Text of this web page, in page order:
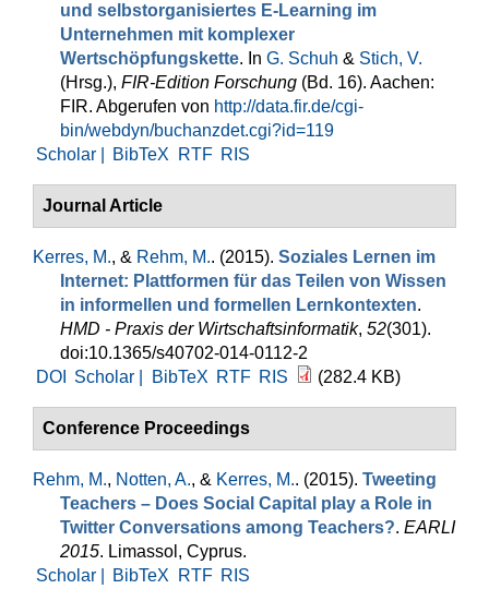
und selbstorganisiertes E-Learning im
Unternehmen mit komplexer
Wertschöpfungskette. In G. Schuh & Stich, V.
(Hrsg.), FIR‑Edition Forschung (Bd. 16). Aachen:
FIR. Abgerufen von http://data.fir.de/cgi-
bin/webdyn/buchanzdet.cgi?id=119
Scholar |
BibTeX RTF RIS
Journal Article
Kerres, M., & Rehm, M.. (2015). Soziales Lernen im
Internet: Plattformen für das Teilen von Wissen
in informellen und formellen Lernkontexten.
HMD - Praxis der Wirtschaftsinformatik, 52(301).
doi:10.1365/s40702-014-0112-2
DOI
Scholar | BibTeX RTF RIS (282.4 KB)
Conference Proceedings
Rehm, M., Notten, A., & Kerres, M.. (2015). Tweeting
Teachers – Does Social Capital play a Role in
Twitter Conversations among Teachers?. EARLI
2015. Limassol, Cyprus.
Scholar |
BibTeX RTF RIS